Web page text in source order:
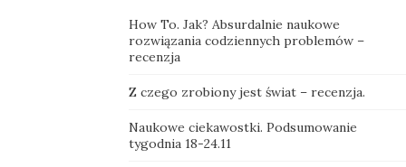
How To. Jak? Absurdalnie naukowe
rozwiązania codziennych problemów –
recenzja
Z czego zrobiony jest świat – recenzja.
Naukowe ciekawostki. Podsumowanie
tygodnia 18-24.11